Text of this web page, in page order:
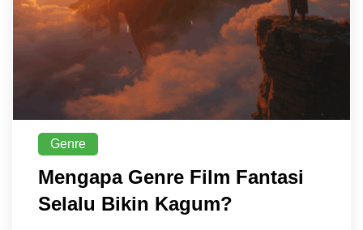
Genre
Mengapa Genre Film Fantasi
Selalu Bikin Kagum?